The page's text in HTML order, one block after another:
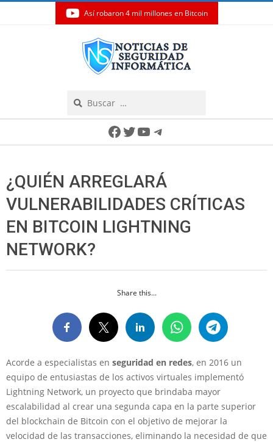
Así robaron 4 mil millones en Bitcoin
Facebook
Twitter
YouTube
Telegram
¿QUIÉN ARREGLARÁ
VULNERABILIDADES CRÍTICAS
EN BITCOIN LIGHTNING
NETWORK?
Share this...
Acorde a especialistas en seguridad en redes, en 2016 un
equipo de entusiastas de los activos virtuales implementó
Lightning Network, un proyecto que brindaba mayor
escalabilidad al crear una segunda capa en la parte superior
del blockchain de Bitcoin con el objetivo de mejorar la
velocidad de las transacciones, eliminando la necesidad de que